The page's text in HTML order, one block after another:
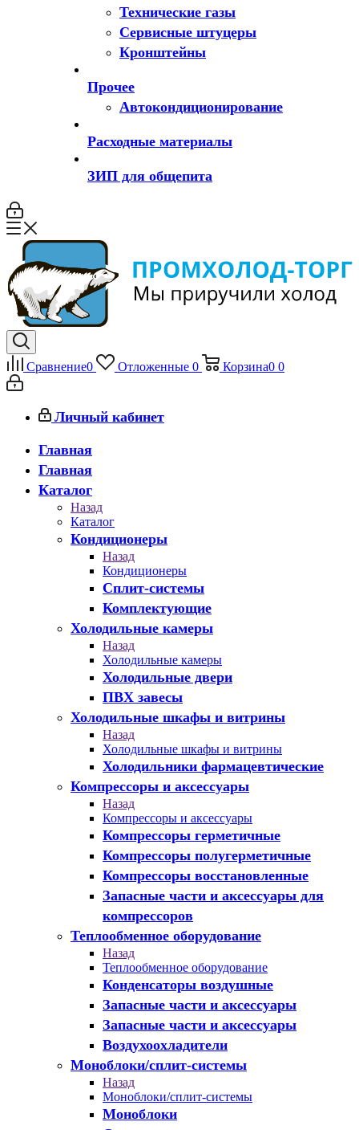
Технические газы
Сервисные штуцеры
Кронштейны
Прочее
Автокондиционирование
Расходные материалы
ЗИП для общепита
Сравнение0 Отложенные 0 Корзина0 0
Личный кабинет
Главная
Главная
Каталог
Назад
Каталог
Кондиционеры
Назад
Кондиционеры
Сплит-системы
Комплектующие
Холодильные камеры
Назад
Холодильные камеры
Холодильные двери
ПВХ завесы
Холодильные шкафы и витрины
Назад
Холодильные шкафы и витрины
Холодильники фармацевтические
Компрессоры и аксессуары
Назад
Компрессоры и аксессуары
Компрессоры герметичные
Компрессоры полугерметичные
Компрессоры восстановленные
Запасные части и аксессуары для
компрессоров
Теплообменное оборудование
Назад
Теплообменное оборудование
Конденсаторы воздушные
Запасные части и аксессуары
Запасные части и аксессуары
Воздухоохладители
Моноблоки/сплит-системы
Назад
Моноблоки/сплит-системы
Моноблоки